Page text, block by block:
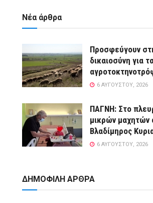
Νέα άρθρα
Προσφεύγουν
δικαιοσύνη για
6 ΑΥΓΟΎΣΤΟΥ, 2026
ΠΑΓΝΗ: Στο
μικρών μαχητών
Βλαδίμηρος
6 ΑΥΓΟΎΣΤΟΥ, 2026
ΔΗΜΟΦΙΛΗ ΑΡΘΡΑ